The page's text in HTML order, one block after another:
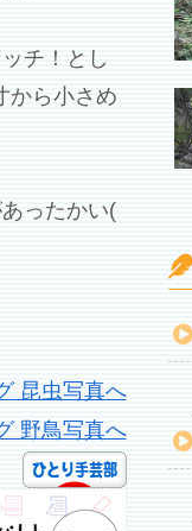
チ！とし
から小さめ
ったかい(